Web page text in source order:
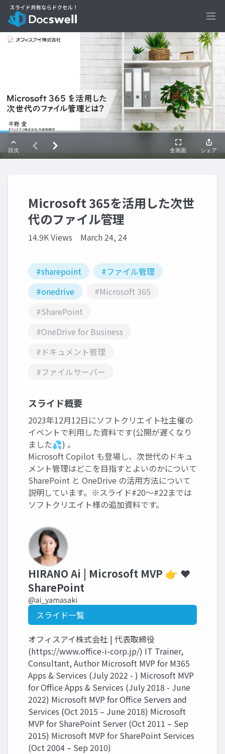
Microsoft 365を活用した次世
代のファイル管理
14.9K Views March 24, 24
#sharepoint
#ファイル管理
#onedrive
#Microsoft 365
#SharePoint
#OneDrive for Business
#ドキュメント管理
#ファイルサーバー
スライド概要
2023年12月12日にソフトクリエイト社主催の
イベントで利用した資料です(公開が遅くなり
ました💦) 。
Microsoft Copilot も登場し、次世代のドキュ
メント管理はどこを目指すとよいのかについて
SharePoint と OneDrive の活用方法について
説明しています。※スライド#20～#22までは
ソフトクリエイト様の追加資料です。
HIRANO Ai | Microsoft MVP 👉 ❤️
SharePoint
@ai_yamasaki
スライド一覧
オフィスアイ株式会社 | 代表取締役
(https://www.office-i-corp.jp/) IT Trainer,
Consultant, Author Microsoft MVP for M365
Apps & Services (July 2022 - ) Microsoft MVP
for Office Apps & Services (July 2018 - June
2022) Microsoft MVP for Office Servers and
Services (Oct 2015 – June 2018) Microsoft
MVP for SharePoint Server (Oct 2011 – Sep
2015) Microsoft MVP for SharePoint Services
(Oct 2004 – Sep 2010)